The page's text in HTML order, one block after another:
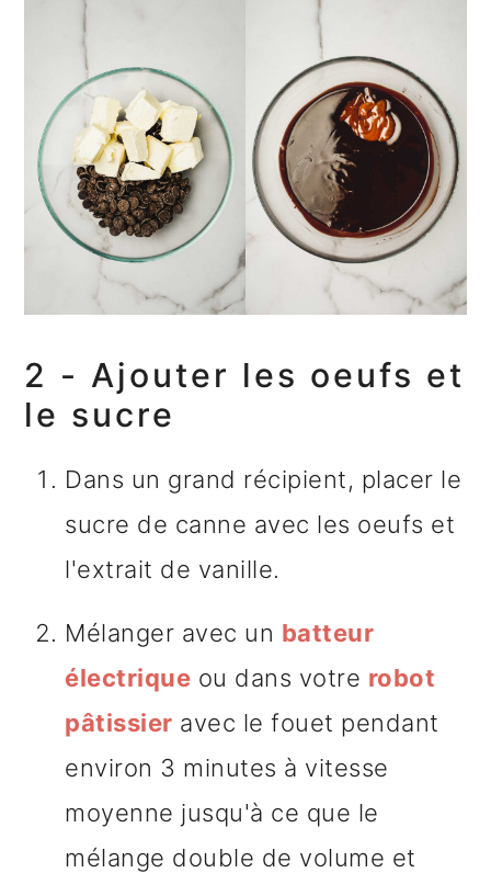
2 - Ajouter les oeufs et
le sucre
Dans un grand récipient, placer le
sucre de canne avec les oeufs et
l'extrait de vanille.
Mélanger avec un batteur
électrique ou dans votre robot
pâtissier avec le fouet pendant
environ 3 minutes à vitesse
moyenne jusqu'à ce que le
mélange double de volume et